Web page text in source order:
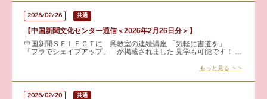
2026/02/26 共通
【中国新聞文化センター通信＜2026年2月26日分＞】
中国新聞ＳＥＬＥＣＴに 呉教室の連続講座 「気軽に書道を」
「フラでシェイプアップ」 が掲載されました 見学も可能です！ 詳
もっと見る ＞＞
2026/02/20 共通